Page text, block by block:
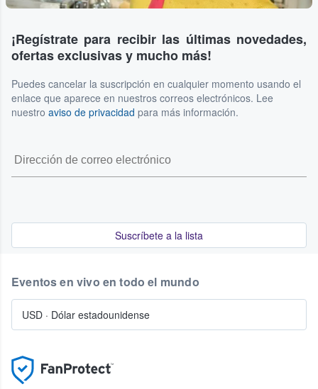
¡Regístrate para recibir las últimas novedades,
ofertas exclusivas y mucho más!
Puedes cancelar la suscripción en cualquier momento usando el
enlace que aparece en nuestros correos electrónicos. Lee
nuestro aviso de privacidad para más información.
Suscríbete a la lista
Eventos en vivo en todo el mundo
USD · Dólar estadounidense